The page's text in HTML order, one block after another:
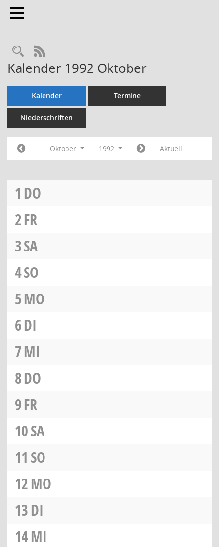
Toggle navigation
Rechercheauswahl
RSS-Feed
Kalender 1992 Oktober
Kalender Termine
Niederschriften
Oktober 1992 Aktuell
1 DO
2FR
3SA
4SO
5MO
6DI
7MI
8DO
9FR
10SA
11 SO
12MO
13DI
14MI